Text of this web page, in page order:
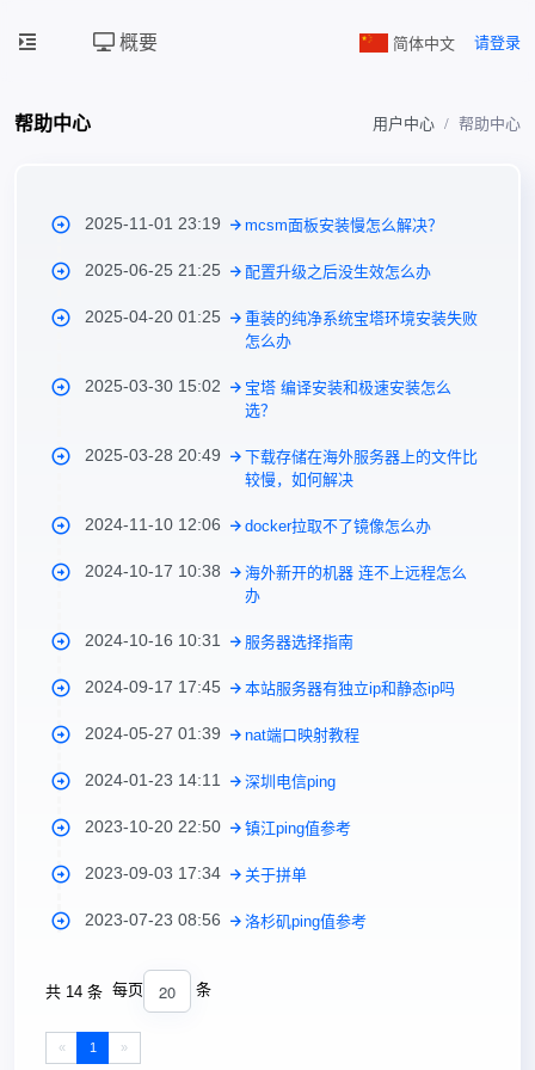
概要 简体中文 请登录
帮助中心 用户中心 帮助中心
2025-11-01 23:19 mcsm面板安装慢怎么解决？
2025-06-25 21:25 配置升级之后没生效怎么办
2025-04-20 01:25
重装的纯净系统宝塔环境安装失败
怎么办
2025-03-30 15:02
宝塔 编译安装和极速安装怎么
选？
2025-03-28 20:49
下载存储在海外服务器上的文件比
较慢，如何解决
2024-11-10 12:06 docker拉取不了镜像怎么办
2024-10-17 10:38
海外新开的机器 连不上远程怎么
办
2024-10-16 10:31 服务器选择指南
2024-09-17 17:45 本站服务器有独立ip和静态ip吗
2024-05-27 01:39 nat端口映射教程
2024-01-23 14:11 深圳电信ping
2023-10-20 22:50 镇江ping值参考
2023-09-03 17:34 关于拼单
2023-07-23 08:56 洛杉矶ping值参考
共 14 条 每页 20 条
« 1 »